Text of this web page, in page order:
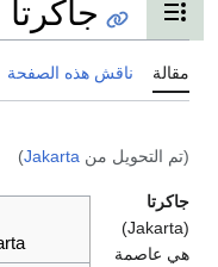
تبديل عرض جدولجاكرتا
مقالة ناقش هذه الصفحة
(تم التحويل من Jakarta
)
جاكرتا
(Jakarta)
هي عاصمة